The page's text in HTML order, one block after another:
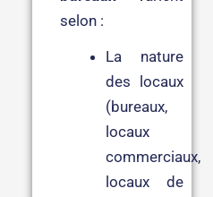
selon :
La nature
des locaux
(bureaux,
locaux
commerciaux,
locaux de